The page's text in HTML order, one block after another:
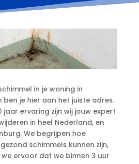
in je woning in
ben je hier aan het juiste adres.​
jaar ervaring zijn wij jouw expert
in heel Nederland, en
We begrijpen hoe
schimmels kunnen zijn,
ervoor dat we binnen 3 uur